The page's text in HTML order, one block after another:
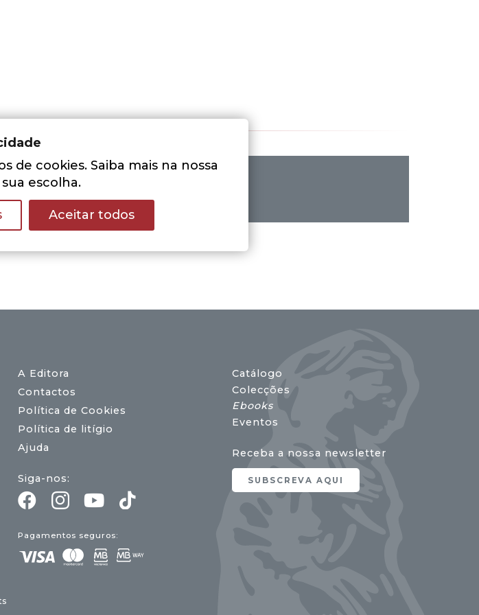
encontrado.
A Editora
Contactos
Política de Cookies
Política de litígio
Ajuda
Siga-nos:
Pagamentos seguros:
Catálogo
Colecções
Ebooks
Eventos
Receba a nossa newsletter
SUBSCREVA AQUI
de cookies. Saiba mais na nossa
escolha.
Aceitar todos